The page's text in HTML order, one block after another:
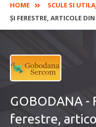
HOME SCULE SI
ȘI FERESTRE, ARTICOLE
GOBODANA -
ferestre,